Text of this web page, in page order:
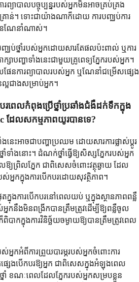
យាបាលបច្ចុប្បន្នរបស់អ្នកមិនអាចគ្រប់គ្រង
គ្រាន់។ ទោះជាយ៉ាងណាក៏ដោយ ការបញ្ឈប់ការ
ានណែនាំណាស់។
ឈប់ថ្នាំរបស់អ្នកដោយសារតែផលប៉ះពាល់ ឬការ
ាបញ្ហាទាំងនេះជាមួយគ្រូពេទ្យភ្នែករបស់អ្នក។
ែនការព្យាបាលរបស់អ្នក ឬណែនាំជម្រើសផ្សេង
អជាងសម្រាប់អ្នក។
ពេលកំពុងប្រើថ្នាំប្រឆាំងជំងឺដក់ទឹកក្នុង
ដែលសកម្មភាពយូរបានទេ?
ងនេះអាចជាបញ្ហាប្រឈម ដោយសារការផ្លាស់ប្តូរ
ាំងនោះ។ ដំណក់ថ្នាំធ្វើឱ្យសិស្សភ្នែករបស់អ្នក
ព្រិលភ្នែក ជាពិសេសចំពោះវត្ថុឆ្ងាយ ដែល
នកក្នុងការបើកបរដោយសុវត្ថិភាព។
ក្នុងការបើកបរនៅពេលយប់ ឬក្នុងស្ថានភាពពន្លឺ
កនឹងមិនពង្រីកបានត្រឹមត្រូវដើម្បីឱ្យពន្លឺចូល
កក្នុងការវិនិច្ឆ័យចម្ងាយឱ្យបានត្រឹមត្រូវពេល
ស់អ្នកអំពីការព្រួយបារម្ភរបស់អ្នកចំពោះការ
សេងបើកបរឱ្យអ្នក ជាពិសេសក្នុងអំឡុងពេល
នាំ ខណៈពេលដែលភ្នែករបស់អ្នកសម្របខ្លួន